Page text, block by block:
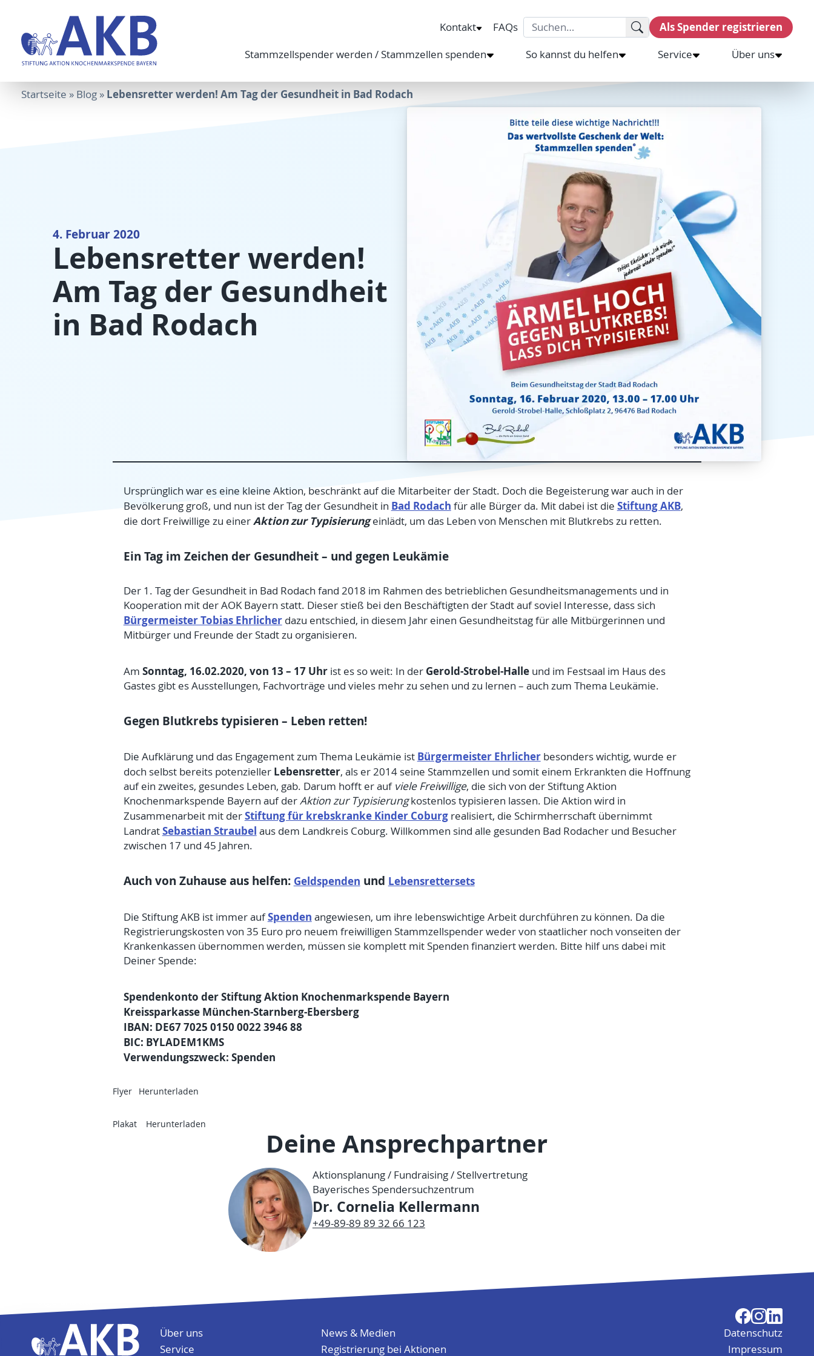
Kontakt FAQs Search for: Als Spender registrieren
Stammzellspender werden / Stammzellen spenden So kannst du helfen Service Über uns
Startseite » Blog» Lebensretter werden! Am Tag der Gesundheit in Bad Rodach
4. Februar 2020
Lebensretter werden!
Am Tag der Gesundheit
in Bad Rodach
Ursprünglich war es eine kleine Aktion, beschränkt auf die Mitarbeiter der Stadt. Doch die Begeisterung war auch in der
Bevölkerung groß, und nun ist der Tag der Gesundheit in Bad Rodach für alle Bürger da. Mit dabei ist die Stiftung AKB,
die dort Freiwillige zu einerAktion zur Typisierungeinlädt, um das Leben von Menschen mit Blutkrebs zu retten.
Ein Tag im Zeichen der Gesundheit – und gegen Leukämie
Der 1. Tag der Gesundheit in Bad Rodach fand 2018 im Rahmen des betrieblichen Gesundheitsmanagements und in
Kooperation mit der AOK Bayern statt. Dieser stieß bei den Beschäftigten der Stadt auf soviel Interesse, dass sich
Bürgermeister Tobias Ehrlicherdazu entschied, in diesem Jahr einen Gesundheitstag für alle Mitbürgerinnen und
Mitbürger und Freunde der Stadt zu organisieren.
Am Sonntag, 16.02.2020, von 13 – 17 Uhrist es so weit: In der Gerold-Strobel-Halleund im Festsaal im Haus des
Gastes gibt es Ausstellungen, Fachvorträge und vieles mehr zu sehen und zu lernen – auch zum Thema Leukämie.
Gegen Blutkrebs typisieren – Leben retten!
Die Aufklärung und das Engagement zum Thema Leukämie ist Bürgermeister Ehrlicherbesonders wichtig, wurde er
doch selbst bereits potenzieller Lebensretter, als er 2014 seine Stammzellen und somit einem Erkrankten die Hoffnung
auf ein zweites, gesundes Leben, gab. Darum hofft er aufviele Freiwillige, die sich von der Stiftung Aktion
Knochenmarkspende Bayern auf der Aktion zur Typisierungkostenlos typisieren lassen. Die Aktion wird in
Zusammenarbeit mit derStiftung für krebskranke Kinder Coburgrealisiert, die Schirmherrschaft übernimmt
LandratSebastian Straubel aus dem Landkreis Coburg. Willkommen sind alle gesunden Bad Rodacher und Besucher
zwischen 17 und 45 Jahren.
Auch von Zuhause aus helfen: Geldspenden und Lebensrettersets
Die Stiftung AKB ist immer aufSpenden angewiesen, um ihre lebenswichtige Arbeit durchführen zu können. Da die
Registrierungskosten von 35 Euro pro neuem freiwilligen Stammzellspender weder von staatlicher noch vonseiten der
Krankenkassen übernommen werden, müssen sie komplett mit Spenden finanziert werden. Bitte hilf uns dabei mit
Deiner Spende:
Spendenkonto der Stiftung Aktion Knochenmarkspende Bayern
Kreissparkasse München-Starnberg-Ebersberg
IBAN: DE67 7025 0150 0022 3946 88
BIC: BYLADEM1KMS
Verwendungszweck: Spenden
Flyer Herunterladen
Plakat Herunterladen
Deine Ansprechpartner
Aktionsplanung / Fundraising / Stellvertretung
Bayerisches Spendersuchzentrum
Dr. Cornelia Kellermann
+49-89-89 89 32 66 123
Über uns
Service
News & Medien
Registrierung bei Aktionen
Datenschutz
Impressum